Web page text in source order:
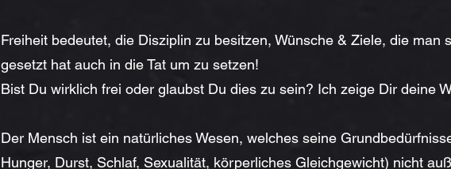
Freiheit bedeutet, die Disziplin zu besitzen, Wünsche & Ziele, die man
gesetzt hat auch in die Tat um zu setzen!
Bist Du wirklich frei oder glaubst Du dies zu sein? Ich zeige Dir deine
Der Mensch ist ein natürliches Wesen, welches seine
Hunger, Durst, Schlaf, Sexualität, körperliches Gleichgewicht) nicht